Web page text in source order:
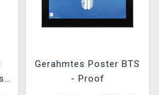
Gerahmtes Poster BTS
- Proof